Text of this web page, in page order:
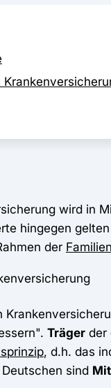
wird in
hingegen
der
Träger der
, d.h. das
sind